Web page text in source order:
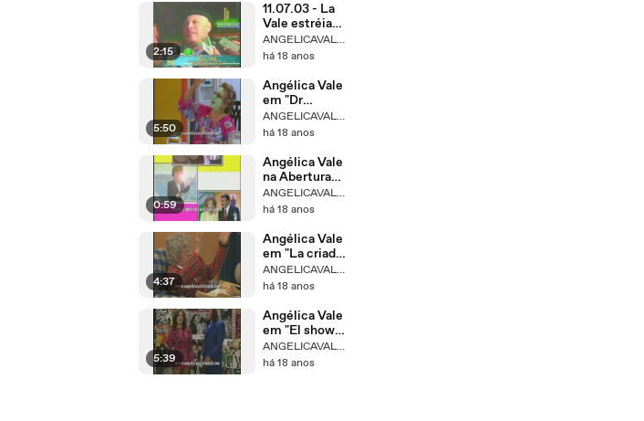
2:15
11.07.03 - La
Vale estréia
no
Metropolitan
ANGELICAVALEBRASIL
há 18 anos
5:50
Angélica Vale
em "Dr
Candido
Perez"
ANGELICAVALEBRASIL
há 18 anos
0:59
Angélica Vale
na Abertura
do La ParodiaANGELICAVALEBRASIL
há 18 anos
4:37
Angélica Vale
em "La criada
bien criada" ANGELICAVALEBRASIL
há 18 anos
5:39
Angélica Vale
em "El show
del loco"
ANGELICAVALEBRASIL
há 18 anos